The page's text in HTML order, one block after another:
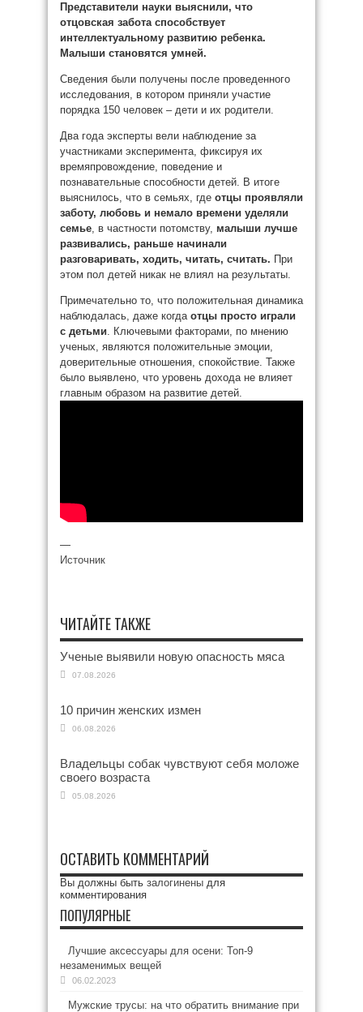
Представители науки выяснили, что
отцовская забота способствует
интеллектуальному развитию ребенка.
Малыши становятся умней.
Сведения были получены после проведенного
исследования, в котором приняли участие
порядка 150 человек – дети и их родители.
Два года эксперты вели наблюдение за
участниками эксперимента, фиксируя их
времяпровождение, поведение и
познавательные способности детей. В итоге
выяснилось, что в семьях, где отцы проявляли
заботу, любовь и немало времени уделяли
семье, в частности потомству, малыши лучше
развивались, раньше начинали
разговаривать, ходить, читать, считать. При
этом пол детей никак не влиял на результаты.
Примечательно то, что положительная динамика
наблюдалась, даже когда отцы просто играли
с детьми. Ключевыми факторами, по мнению
ученых, являются положительные эмоции,
доверительные отношения, спокойствие. Также
было выявлено, что уровень дохода не влияет
главным образом на развитие детей.
—
Источник
ЧИТАЙТЕ ТАКЖЕ
Ученые выявили новую опасность мяса
07.08.2026
10 причин женских измен
06.08.2026
Владельцы собак чувствуют себя моложе
своего возраста
05.08.2026
ОСТАВИТЬ КОММЕНТАРИЙ
Вы должны быть залогинены для
комментирования
ПОПУЛЯРНЫЕ
Лучшие аксессуары для осени: Топ-9
незаменимых вещей
06.02.2023
Мужские трусы: на что обратить внимание при